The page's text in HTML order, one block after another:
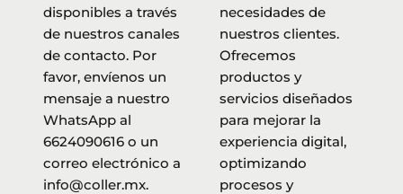
disponibles a través
de nuestros canales
de contacto. Por
favor, envíenos un
mensaje a nuestro
WhatsApp al
6624090616 o un
correo electrónico a
info@coller.mx.
necesidades de
nuestros clientes.
Ofrecemos
productos y
servicios diseñados
para mejorar la
experiencia digital,
optimizando
procesos y